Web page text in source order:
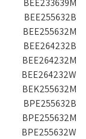
BEE233639M
BEE255632B
BEE255632M
BEE264232B
BEE264232M
BEE264232W
BEK255632M
BPE255632B
BPE255632M
BPE255632W